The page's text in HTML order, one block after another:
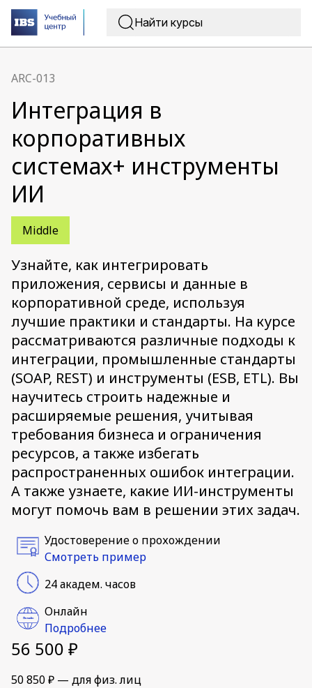
ARC-013
Интеграция в
корпоративных
системах+ инструменты
ИИ
Middle
Узнайте, как интегрировать
приложения, сервисы и данные в
корпоративной среде, используя
лучшие практики и стандарты. На курсе
рассматриваются различные подходы к
интеграции, промышленные стандарты
(SOAP, REST) и инструменты (ESB, ETL). Вы
научитесь строить надежные и
расширяемые решения, учитывая
требования бизнеса и ограничения
ресурсов, а также избегать
распространенных ошибок интеграции.
А также узнаете, какие ИИ-инструменты
могут помочь вам в решении этих задач.
Удостоверение о прохождении
Смотреть пример
24 академ. часов
Онлайн
Подробнее
56 500 ₽
50 850 ₽ — для физ. лиц